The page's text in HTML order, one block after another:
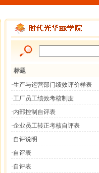
标题
·生产与运营部门绩效评价样表
·工厂员工绩效考核制度
·内部控制自评表
·企业员工转正考核自评表
·自评说明
·自评表
·自评表